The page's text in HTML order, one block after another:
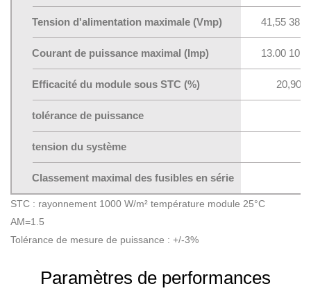
Tension d'alimentation maximale (Vmp) 41,55
Courant de puissance maximal (Imp) 13.00
Efficacité du module sous STC (%) 20,90
tolérance de puissance
tension du système
Classement maximal des fusibles en série
STC : rayonnement 1000 W/m² température module 25°C
AM=1.5
Tolérance de mesure de puissance : +/-3%
Paramètres de performances